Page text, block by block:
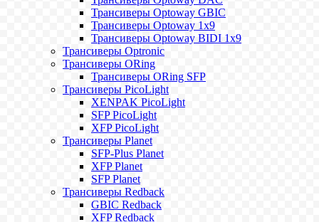
Трансиверы Optoway GBIC
Трансиверы Optoway 1х9
Трансиверы Optoway BIDI 1x9
Трансиверы Optronic
Трансиверы ORing
Трансиверы ORing SFP
Трансиверы PicoLight
XENPAK PicoLight
SFP PicoLight
XFP PicoLight
Трансиверы Planet
SFP-Plus Planet
XFP Planet
SFP Planet
Трансиверы Redback
GBIC Redback
XFP Redback